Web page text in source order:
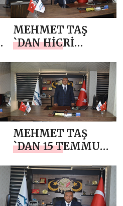
MEHMET TAŞ
`DAN HİCRİ
MUHARREM AYI
MESAJI
MEHMET TAŞ
`DAN 15 TEMMUZ
MİLLİ BİRLİK
GÜNÜ MESAJI